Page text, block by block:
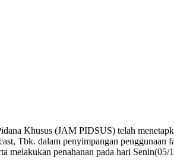
Khusus (JAM PIDSUS) telah
Tbk. dalam penyimpangan penggunaan
melakukan penahanan pada hari Senin(05/